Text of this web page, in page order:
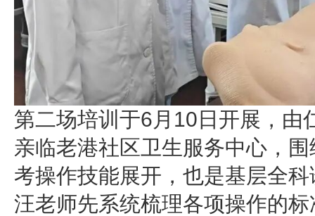
第二场培训于6月10日开展，由
亲临老港社区卫生服务中心，
考操作技能展开，也是基层全
汪老师先系统梳理各项操作的